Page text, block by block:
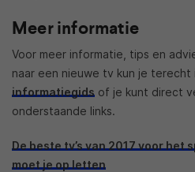
Meer informatie
Voor meer informatie, tips en
naar een nieuwe tv kun je terecht
informatiegids of je kunt direct
onderstaande links.
De beste tv’s van 2017 voor het
moet je op letten